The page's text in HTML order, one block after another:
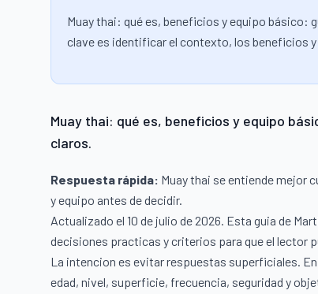
Muay thai: qué es, beneficios y equipo
clave es identificar el contexto, los beneficios
Muay thai: qué es, beneficios y equipo
claros.
Respuesta rápida: Muay thai se entiende mejor
y equipo antes de decidir.
Actualizado el 10 de julio de 2026. Esta guia de
decisiones practicas y criterios para que el lector
La intencion es evitar respuestas superficiales.
edad, nivel, superficie, frecuencia, seguridad y